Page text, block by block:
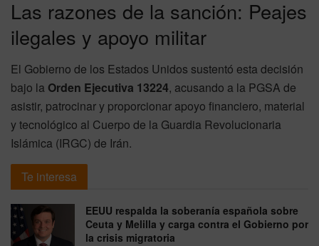
Las razones de la sanción: Peajes
ilegales y apoyo militar
El Gobierno de los Estados Unidos sustentó esta decisión
bajo la Orden Ejecutiva 13224, acusando a la PGSA de
asistir, patrocinar y proporcionar apoyo financiero, material
y tecnológico al Cuerpo de la Guardia Revolucionaria
Islámica (IRGC) de Irán.
Te interesa
EEUU respalda la soberanía española sobre
Ceuta y Melilla y carga contra el Gobierno por
la crisis migratoria